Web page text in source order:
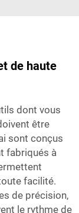
de haute
dont vous
être
sont conçus
fabriqués à
facilité.
de précision,
le rythme de